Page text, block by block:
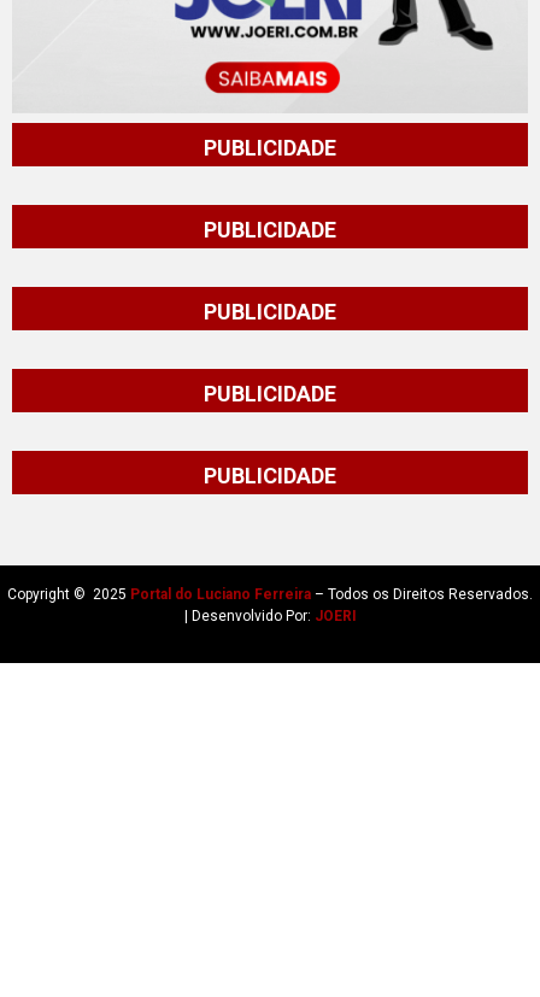
PUBLICIDADE
PUBLICIDADE
PUBLICIDADE
PUBLICIDADE
PUBLICIDADE
Copyright © 2025 Portal do Luciano Ferreira – Todos os Direitos Reservados.
| Desenvolvido Por: JOERI